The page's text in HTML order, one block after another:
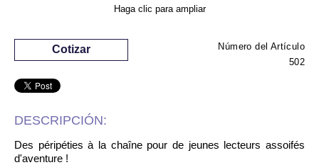
Haga clic para ampliar
Número del Artículo
502
Cotizar
DESCRIPCIÓN:
Des péripéties à la chaîne pour de jeunes lecteurs assoifés
d'aventure !